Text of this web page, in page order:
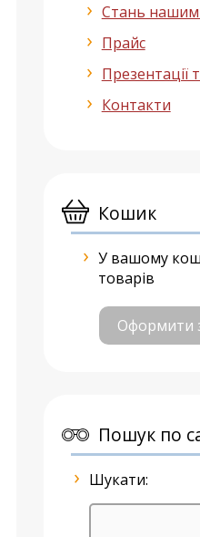
Стань
Прайс
Презентації
Контакти
Кошик
У вашому
товарів
Оформити
Пошук по
Шукати: